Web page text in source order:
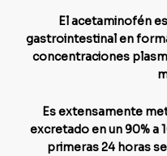
El acetaminofén
gastrointestinal en
concentraciones
Es extensamente
excretado en un 90% a
primeras 24 horas